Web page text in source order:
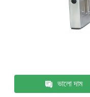
ভালো দাম